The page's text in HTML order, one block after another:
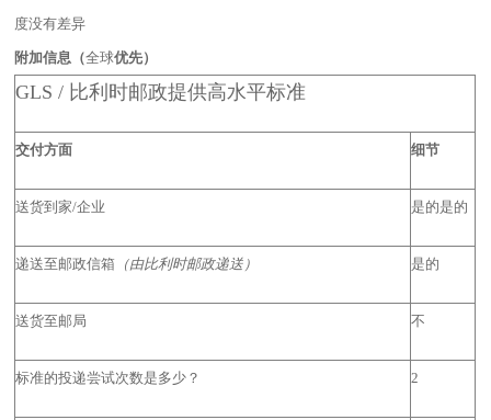
度没有差异
附加信息（全球优先）
GLS / 比利时邮政提供高水平标准
交付方面 细节
送货到家/企业 是的是的
递送至邮政信箱 （由比利时邮政递送） 是的
送货至邮局 不
标准的投递尝试次数是多少？ 2